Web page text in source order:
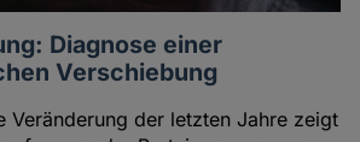
Diagnose einer
Verschiebung
Veränderung der letzten Jahre zeigt